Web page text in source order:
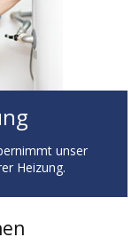
unser
Heizung.